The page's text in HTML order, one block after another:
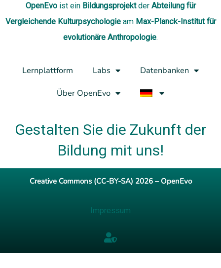
OpenEvo ist ein Bildungsprojekt der Abteilung für
Vergleichende Kulturpsychologieam Max-Planck-Institut für
evolutionäre Anthropologie.
Lernplattform Labs
Datenbanken
Über OpenEvo
Gestalten Sie die Zukunft der
Bildung mit uns!
Creative Commons (CC-BY-SA) 2026 – OpenEvo
Impressum